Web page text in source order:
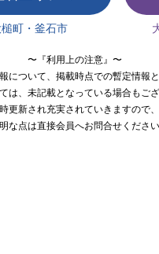
町・釜石市
〜『利用上の注意』〜
について、掲載時点での暫定情報と
は、未記載となっている場合もござ
更新され充実されていきますので、
な点は直接会員へお問合せください